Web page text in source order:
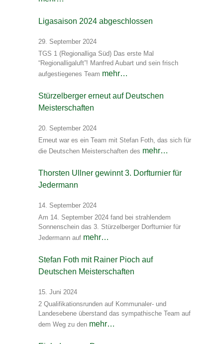
Ligasaison 2024 abgeschlossen
29. September 2024
TGS 1 (Regionalliga Süd) Das erste Mal
“Regionalligaluft”! Manfred Aubart und sein frisch
aufgestiegenes Team mehr…
Stürzelberger erneut auf Deutschen
Meisterschaften
20. September 2024
Erneut war es ein Team mit Stefan Foth, das sich für
die Deutschen Meisterschaften des mehr…
Thorsten Ullner gewinnt 3. Dorfturnier für
Jedermann
14. September 2024
Am 14. September 2024 fand bei strahlendem
Sonnenschein das 3. Stürzelberger Dorfturnier für
Jedermann auf mehr…
Stefan Foth mit Rainer Pioch auf
Deutschen Meisterschaften
15. Juni 2024
2 Qualifikationsrunden auf Kommunaler- und
Landesebene überstand das sympathische Team auf
dem Weg zu den mehr…